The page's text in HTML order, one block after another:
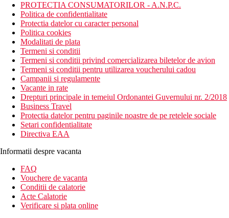
PROTECTIA CONSUMATORILOR - A.N.P.C.
Politica de confidentialitate
Protectia datelor cu caracter personal
Politica cookies
Modalitati de plata
Termeni si conditii
Termeni si conditii privind comercializarea biletelor de avion
Termeni si conditii pentru utilizarea voucherului cadou
Campanii si regulamente
Vacante in rate
Drepturi principale in temeiul Ordonantei Guvernului nr. 2/2018
Business Travel
Protectia datelor pentru paginile noastre de pe retelele sociale
Setari confidentialitate
Directiva EAA
Informatii despre vacanta
FAQ
Vouchere de vacanta
Conditii de calatorie
Acte Calatorie
Verificare si plata online